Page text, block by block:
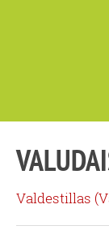
Valdestillas (